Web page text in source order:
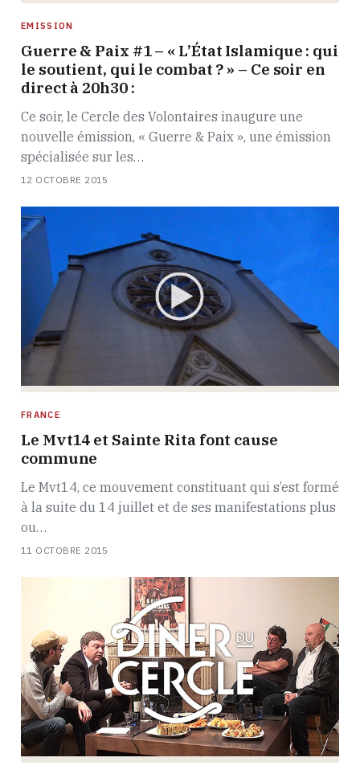
EMISSION
Guerre & Paix #1 – « L’État Islamique : qui
le soutient, qui le combat ? » – Ce soir en
direct à 20h30 :
Ce soir, le Cercle des Volontaires inaugure une
nouvelle émission, « Guerre & Paix », une émission
spécialisée sur les…
12 OCTOBRE 2015
FRANCE
Le Mvt14 et Sainte Rita font cause
commune
Le Mvt14, ce mouvement constituant qui s’est formé
à la suite du 14 juillet et de ses manifestations plus
ou…
11 OCTOBRE 2015